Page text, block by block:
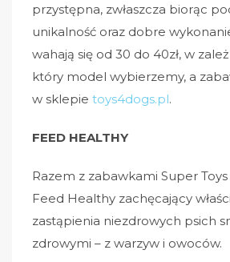
przystępna, zwłaszcza biorąc
unikalność oraz dobre
wahają się od 30 do 40zł, w
który model wybierzemy, a
w sklepie toys4dogs.pl.
FEED HEALTHY
Razem z zabawkami Super
Feed Healthy zachęcający
zastąpienia niezdrowych psich
zdrowymi – z warzyw i owoców.